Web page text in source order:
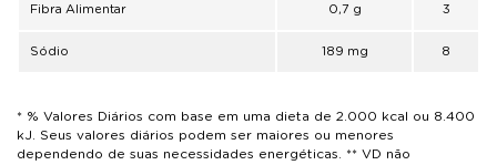
Fibra Alimentar 0,7 g 3
Sódio 189 mg 8
* % Valores Diários com base em uma dieta de 2.000 kcal ou 8.400
kJ. Seus valores diários podem ser maiores ou menores
dependendo de suas necessidades energéticas. ** VD não